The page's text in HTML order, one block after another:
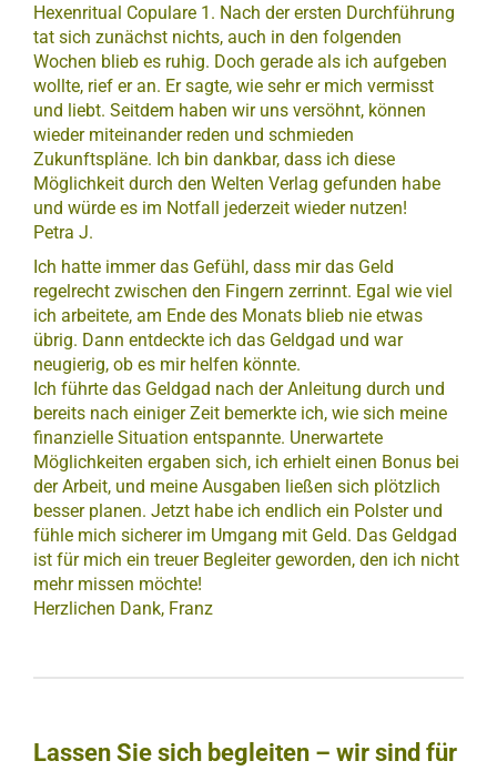
Hexenritual Copulare 1. Nach der ersten Durchführung
tat sich zunächst nichts, auch in den folgenden
Wochen blieb es ruhig. Doch gerade als ich aufgeben
wollte, rief er an. Er sagte, wie sehr er mich vermisst
und liebt. Seitdem haben wir uns versöhnt, können
wieder miteinander reden und schmieden
Zukunftspläne. Ich bin dankbar, dass ich diese
Möglichkeit durch den Welten Verlag gefunden habe
und würde es im Notfall jederzeit wieder nutzen!
Petra J.
Ich hatte immer das Gefühl, dass mir das Geld
regelrecht zwischen den Fingern zerrinnt. Egal wie viel
ich arbeitete, am Ende des Monats blieb nie etwas
übrig. Dann entdeckte ich das Geldgad und war
neugierig, ob es mir helfen könnte.
Ich führte das Geldgad nach der Anleitung durch und
bereits nach einiger Zeit bemerkte ich, wie sich meine
finanzielle Situation entspannte. Unerwartete
Möglichkeiten ergaben sich, ich erhielt einen Bonus bei
der Arbeit, und meine Ausgaben ließen sich plötzlich
besser planen. Jetzt habe ich endlich ein Polster und
fühle mich sicherer im Umgang mit Geld. Das Geldgad
ist für mich ein treuer Begleiter geworden, den ich nicht
mehr missen möchte!
Herzlichen Dank, Franz
Lassen Sie sich begleiten – wir sind für